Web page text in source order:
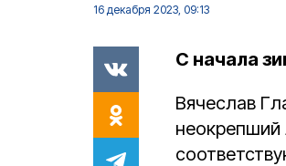
16 декабря 2023, 09:13
С начала
Вячеслав
неокрепший